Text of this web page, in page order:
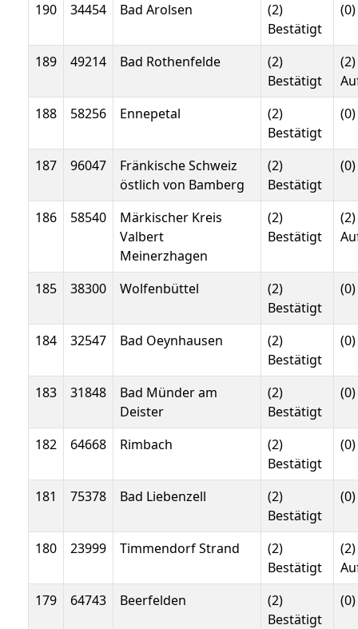
190 34454 Bad Arolsen
(2)
Bestätigt
189 49214 Bad Rothenfelde
(2)
Bestätigt
(2)
188
58256 Ennepetal
(2)
Bestätigt
187 96047
Fränkische Schweiz
östlich von Bamberg
(2)
Bestätigt
186 58540
Märkischer Kreis
Valbert
Meinerzhagen
(2)
Bestätigt
(2)
185 38300 Wolfenbüttel
(2)
Bestätigt
184 32547 Bad Oeynhausen
(2)
Bestätigt
183 31848
Bad Münder am
Deister
(2)
Bestätigt
182 64668 Rimbach
(2)
Bestätigt
181 75378 Bad Liebenzell
(2)
Bestätigt
180 23999 Timmendorf Strand
(2)
Bestätigt
(2)
179
64743 Beerfelden
(2)
Bestätigt